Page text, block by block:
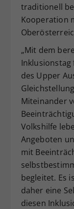
traditionell
Kooperation
„Mit dem
des Upper
Miteinander
Volkshilfe
Angeboten
mit
begleitet. Es
daher eine
diesen